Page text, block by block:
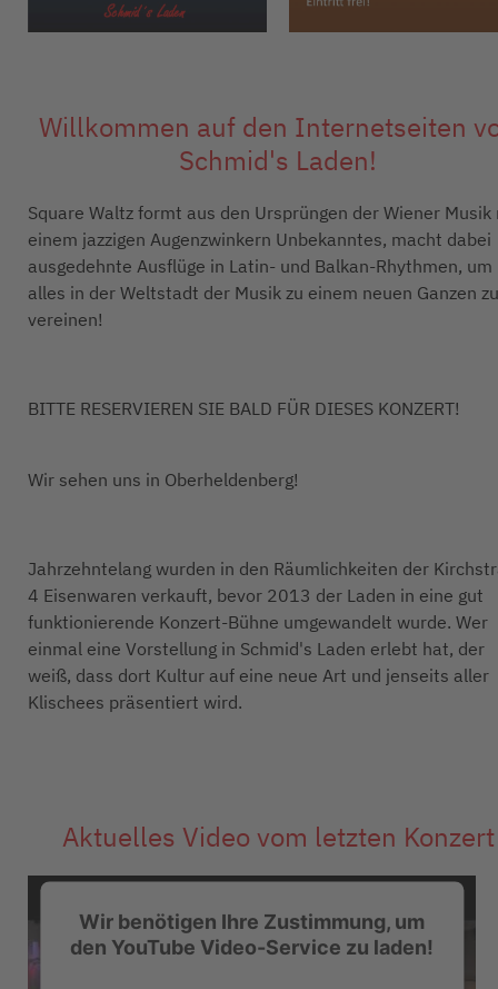
Willkommen auf den Internetseiten
Schmid's Laden!
Square Waltz formt aus den Ursprüngen der Wiener Musik
einem jazzigen Augenzwinkern Unbekanntes, macht dabei
ausgedehnte Ausflüge in Latin- und Balkan-Rhythmen, um
alles in der Weltstadt der Musik zu einem neuen Ganzen zu
vereinen!
BITTE RESERVIEREN SIE BALD FÜR DIESES KONZERT!
Wir sehen uns in Oberheldenberg!
Jahrzehntelang wurden in den Räumlichkeiten der
4 Eisenwaren verkauft, bevor 2013 der Laden in eine gut
funktionierende Konzert-Bühne umgewandelt wurde. Wer
einmal eine Vorstellung in Schmid's Laden erlebt hat, der
weiß, dass dort Kultur auf eine neue Art und jenseits aller
Klischees präsentiert wird.
Aktuelles Video vom letzten Konzert
Wir benötigen Ihre Zustimmung, um
den YouTube Video-Service zu laden!